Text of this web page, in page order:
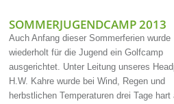
SOMMERJUGENDCAMP 2013
Auch Anfang dieser Sommerferien wurde
wiederholt für die Jugend ein Golfcamp
ausgerichtet. Unter Leitung unseres
H.W. Kahre wurde bei Wind, Regen und
herbstlichen Temperaturen drei Tage hart